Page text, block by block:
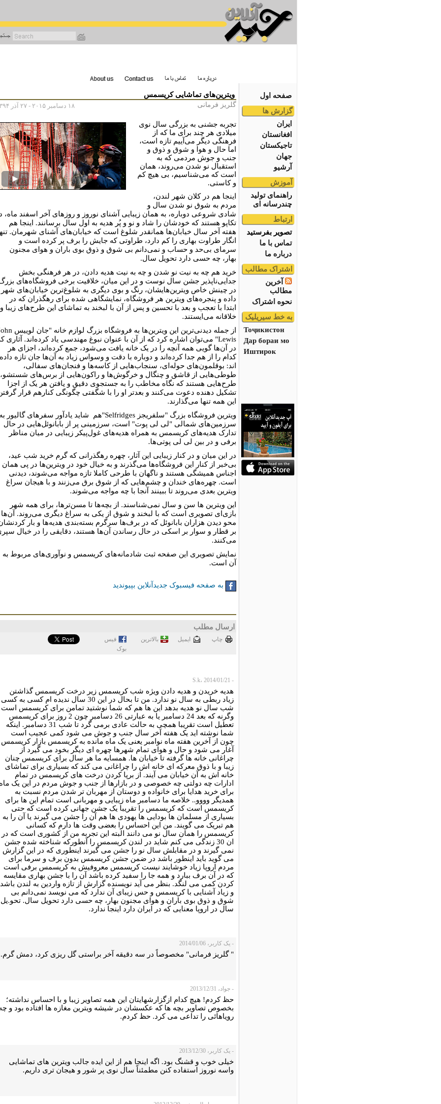
صفحه اول
گزارش ها
ایران
افغانستان
تاجیکستان
جهان
آرشیو
آموزش
راهنمای تولید
چندرسانه ای
ارتباط
تصویر بفرستید
تماس با ما
درباره ما
اشتراک مطالب
آخرین
مطالب
نحوه اشتراک
به خط سیریلیک
Тоҷикистон
Дар бораи мо
Иштирок
ویترین‌های تماشایی کریسمس
۱۸ دسامبر ۲۰۱۵ - ۲۷ آذر ۱۳۹۴ گلریز فرمانی
تجربه جشنی به بزرگی سال نوی
میلادی هر چند برای ما که از
فرهنگی دیگر می‌آییم تازه است،
اما حال و هوا و شوق و ذوق و
جنب و جوش مردمی که به
استقبال نو شدن می‌روند، همان
است که می‌شناسیم، بی هیچ کم
و کاستی.
اینجا هم در کلان شهر لندن،
مردم به شوق نو شدن سال و
شادی شروعی دوباره، به همان زیبایی آشنای نوروز و روزهای آخر اسفند ماه،
تکاپو هستند که خودشان را شاد و نو و پُر هدیه به اول سال برسانند. اینجا هم
هفته آخر سال خیابان‌ها همانقدر شلوغ است که خیابان‌های آشنای شهرمان.
انگار طراوت بهاری را کم دارد، طراوتی که جایش را برف پر کرده است و
سرمای بی‌حد و حساب و نمی‌دانم بی شوق و ذوق بوی باران و هوای مجنون
بهار، چه حسی دارد تحویل سال.
خرید هم چه به نیت نو شدن و چه به نیت هدیه دادن، در هر فرهنگی بخش
جدایی‌ناپذیر جشن سال نوست و در این میان، خلاقیت برخی فروشگاه‌های
در چینش خاص ویترین‌هایشان، رنگ و بوی دیگری به شلوغ‌ترین خیابان‌های شهر
داده و پنجره‌های ویترین هر فروشگاه، نمایشگاهی شده برای رهگذران که در
ابتدا با تعجب و بعد با تحسین و پس از آن با لبخند به تماشای این طرح‌های زیبا و
خلاقانه می‌ایستند.
از جمله دیدنی‌ترین این ویترین‌ها به فروشگاه بزرگ لوازم خانه "جان لوییس
Lewis" می‌توان اشاره کرد که از آن با عنوان نبوغ مهندسی یاد کرده‌اند. آثاری
در آن‌ها گویی همه آنچه را در یک خانه یافت می‌شود، جمع کرده‌اند، اجزای هر
کدام را از هم جدا کرده‌اند و دوباره با دقت و وسواس زیاد به آن‌ها جان تازه داده
اند: بوقلمون‌های حوله‌ای، سنجاب‌هایی از کاسه‌ها و فنجان‌های سفالی،
طوطی‌هایی از قاشق و چنگال و خرگوش‌ها و راکون‌هایی از برس‌های شستشو،
طرح‌هایی هستند که نگاه مخاطب را به جستجوی دقیق و یافتن هر یک از اجزا
تشکیل دهنده دعوت می‌کنند و بعدتر او را با شگفتی چگونگی کنارهم قرار
این همه تنها می‌گذارند.
ویترین فروشگاه بزرگ "سلفریجز Selfridges"هم شاید یادآور سفرهای گالیور
سرزمین‌های شمالی "لی لی پوت" است، سرزمینی پر از بابانوئل‌هایی در حال
تدارک هدیه‌های کریسمس به همراه هدیه‌های غول‌پیکر زیبایی در میان مناظر
برفی و در بین لی لی پوتی‌ها.
در این میان و در کنار زیبایی این آثار، چهره رهگذرانی که گرم خرید شب عید،
بی‌خبر از کنار این فروشگاه‌ها می‌گذرند و به خیال خود در ویترین‌ها در پی همان
اجناس همیشگی هستند و ناگهان با طرحی کاملا تازه مواجه می‌شوند، دیدنی
است. چهره‌های خندان و چشم‌هایی که از شوق برق می‌زنند و با هیجان سراغ
ویترین بعدی می‌روند تا ببینند آنجا با چه مواجه می‌شوند.
این ویترین ها سن و سال نمی‌شناسند. از بچه‌ها تا مسن‌ترها، برای همه شهر
بازی‌ای تصویری است که با لبخند و شوق از یکی به سراغ دیگری می‌روند. آن‌ها
محو دیدن هزاران بابانوئل که در برف‌ها سرگرم بسته‌بندی هدیه‌ها و بار
بر قطار و سوار بر اسکی در حال رساندن آن‌ها هستند، دقایقی را در خیال
می‌کنند.
نمایش تصویری این صفحه ثبت شادمانه‌های کریسمس و نوآوری‌های مربوط به
آن است.
به صفحه فیسبوک جدیدآنلاین بپیوندید
ارسال مطلب
چاپ ايميل بالاترین
فيس
بوک
- S.k، 2014/01/21
هدیه خریدن و هدیه دادن ویژه شب کریسمس زیر درخت کریسمس گذاشتن
زیاد ربطی به سال نو ندارد. من تا بحال در این 30 سال ندیده ام کسی به کسی
شب سال نو هدیه بدهد این ها هم که شما نوشتید تمامن برای کریسمس است
وگرنه که بعد 24 دسامبر یا به عبارتی 26 دسامبر چون 2 روز برای کریسمس
تعطیل است تقریبا همچی به حالت عادی برمی گرد تا شب 31 دسامبر. اینکه
شما نوشته اید یک هفته آخر سال جنب و جوش می شود کمی عجیب است
چون از آخرین هفته ماه نوامبر یعنی یک ماه مانده به کریسمس بازار کریسمس
آغار می شود و حال و هوای تمام شهرها چهره ای دیگر بخود می گیرد از
چراغانی خانه ها گرفته تا خیابان ها. همسایه ما هر سال برای کریسمس چنان
زیبا و با ذوق معرکه ای خانه اش را چراغانی می کند که بسیاری برای تماشای
خانه اش به آن خیابان می آیند. از برپا کردن درخت های کریسمس در تمام
ادارات چه دولتی چه خصوصی و در بازارها از جنب و جوش مردم در این یک
برای خرید هدایا برای خانواده و دوستان از مهربان تر شدن مردم نسبت به
همدیگر وووو.. خلاصه ما دسامبر ماه زیبایی و مهربانی است تمام این ها برای
کریسمس است که کریسمس را تقریبا یک جشن جهانی کرده است که حتی
بسیاری از مسلمان ها بودایی ها یهودی ها هم آن را جشن می گیرند یا آن را به
هم تبریک می گویند. من این احساس را بعضی وقت ها دارم که کسانی
کریسمس را همان سال نو می دانند البته این تجربه من از کشوری است که در
ان 30 زندگی می کنم شاید در لندن کریسمس را آنطورکه شناخته شده جشن
نمی گیرند و در مقابلش سال نو را جشن می گیرند اینطوری که در این گزارش
می گوید باید اینطور باشد در ضمن جشن کریسمس بدون برف و سرما برای
مردم اروپا زیاد خوشایند نیست کریسمس معروفیش به کریسمس برفی است
که در آن برف ببارد و همه جا را سفید کرده باشد آن را با جشن بهاری مقایسه
کردن کمی می لنگد. بنظر می آید نویسنده گزارش از تازه واردین به لندن باشد
و زیاد آشنایی با کریسمس و حس زیبای آن ندارد که می نویسد نمی‌دانم بی
شوق و ذوق بوی باران و هوای مجنون بهار، چه حسی دارد تحویل سال. تحو.یل
سال در اروپا معنایی که در ایران دارد اینجا ندارد.
- یک کاربر، 2014/01/06
" گلریز فرمانی" مخصوصاً در سه دقیقه آخر براستی گل ریزی کرد، دمش گرم.
- جواد، 2013/12/31
حظ کردم! هیچ کدام ازگزارشهایتان این همه تصاویر زیبا و با احساس نداشته؛
بخصوص تصاویر بچه ها که عکسشان در شیشه ویترین مغازه ها افتاده بود و
رویاهائی را تداعی می کرد. حظ کردم.
- یک کاربر، 2013/12/30
خیلی خوب و قشنگ بود. اگه اینجا هم از این ایده جالب ویترین های تماشایی
واسه نوروز استفاده کنن مطمئناً سال نوی پر شور و هیجان تری داریم.